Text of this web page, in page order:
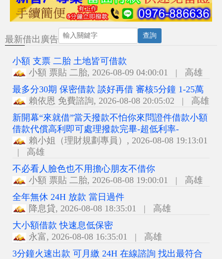
最新借出廣告 查詢
小額 支票 二胎 土地皆可借款
小額 票貼 二胎, 2026-08-09 04:00:01 |
高雄
最多分30期 保密借款 談好再借 審核5分鐘 1-25萬
賴依恩 免費諮詢, 2026-08-08 20:05:02 |
高雄
新開幕“來就借”當天撥款不怕你來問證件借款小額
借款代償高利即可處理撥款完畢-超低利率-
賴小姐（理財規劃專員） , 2026-08-08 19:13:01
|
高雄
不必看人臉色也不用擔心朋友不借你
小額 票貼 二胎, 2026-08-08 19:00:01 |
高雄
全年無休 24H 放款 當日過件
降息貸, 2026-08-08 18:35:01 |
高雄
大小額借款 快速息低保密
永富, 2026-08-08 16:35:01 |
高雄
3分鐘火速出款 可月繳 24H 在線諮詢 找出最符合